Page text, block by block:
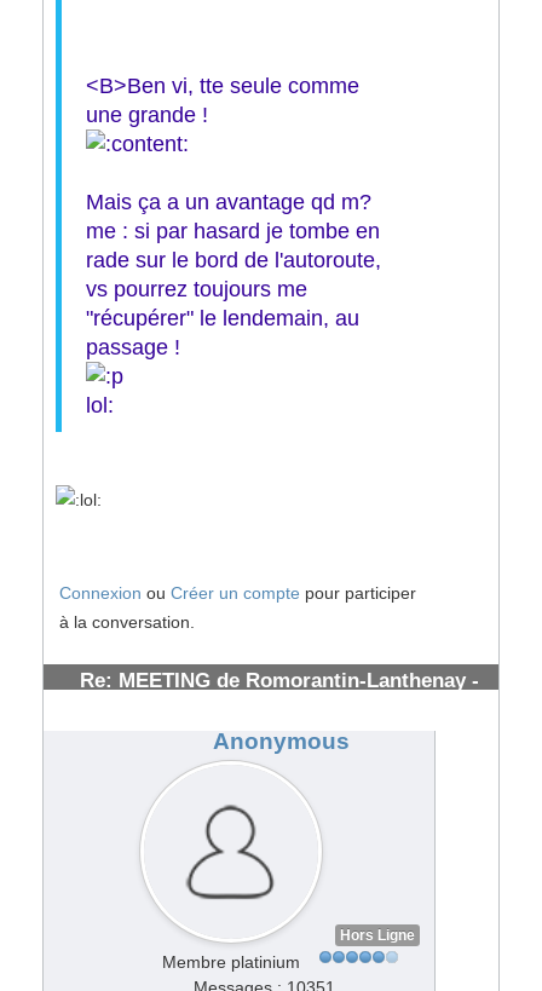
<B>Ben vi, tte seule comme
une grande !
Mais ça a un avantage qd m?
me : si par hasard je tombe en
rade sur le bord de l'autoroute,
vs pourrez toujours me
"récupérer" le lendemain, au
passage !
lol:
Connexion ou Créer un compte pour participer
à la conversation.
Re: MEETING de Romorantin-Lanthenay -
Anonymous
Hors Ligne
Membre platinium